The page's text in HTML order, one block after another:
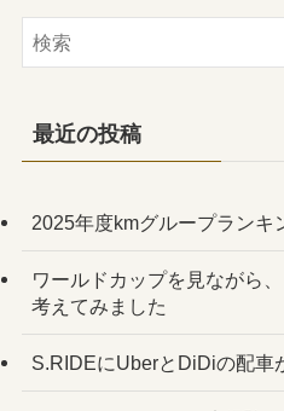
最近の投稿
2025年度kmグループランキ
ワールドカップを見ながら
考えてみました
S.RIDEにUberとDiDiの配車